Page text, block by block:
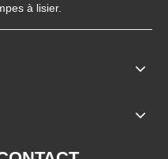
à lisier.